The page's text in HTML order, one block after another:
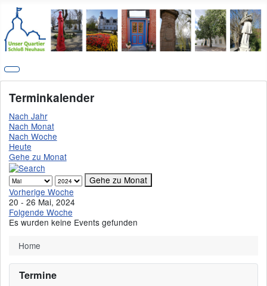
Terminkalender
Nach Jahr
Nach Monat
Nach Woche
Heute
Gehe zu Monat
Gehe zu Monat
Vorherige Woche
20 - 26 Mai, 2024
Folgende Woche
Es wurden keine Events gefunden
Home
Termine